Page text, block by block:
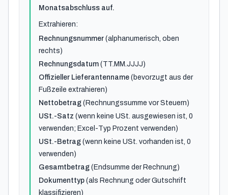
Monatsabschluss auf.
Extrahieren:
Rechnungsnummer (alphanumerisch, oben
rechts)
Rechnungsdatum (TT.MM.JJJJ)
Offizieller Lieferantenname (bevorzugt aus der
Fußzeile extrahieren)
Nettobetrag (Rechnungssumme vor Steuern)
USt.-Satz (wenn keine USt. ausgewiesen ist, 0
verwenden; Excel-Typ Prozent verwenden)
USt.-Betrag (wenn keine USt. vorhanden ist, 0
verwenden)
Gesamtbetrag (Endsumme der Rechnung)
Dokumenttyp (als Rechnung oder Gutschrift
klassifizieren)